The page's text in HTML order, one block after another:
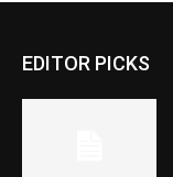
EDITOR PICKS